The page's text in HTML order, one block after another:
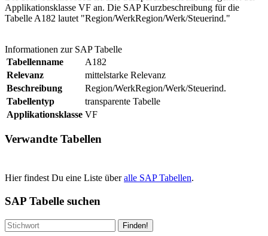
Applikationsklasse VF an. Die SAP Kurzbeschreibung für die
Tabelle A182 lautet "Region/WerkRegion/Werk/Steuerind."
Informationen zur SAP Tabelle
Tabellenname
A182
Relevanz
mittelstarke Relevanz
Beschreibung
Region/WerkRegion/Werk/Steuerind.
Tabellentyp
transparente Tabelle
Applikationsklasse VF
Verwandte Tabellen
Hier findest Du eine Liste überalle SAP Tabellen.
SAP Tabelle suchen
Finden!